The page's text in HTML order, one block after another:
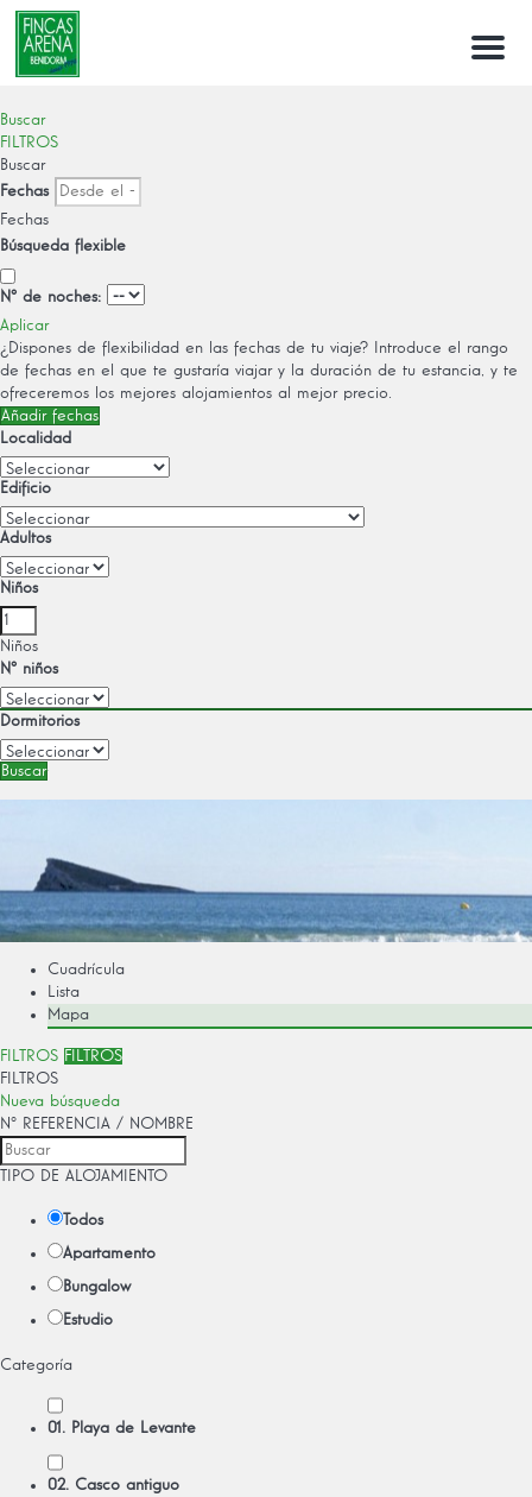
Menu
Buscar
FILTROS
Buscar
Fechas
Fechas
Búsqueda flexible
Nº de noches:
Aplicar
¿Dispones de flexibilidad en las fechas de tu viaje?
Introduce el rango
de fechas en el que te gustaría viajar y la duración de tu estancia, y te
ofreceremos los mejores alojamientos al mejor precio.
Añadir fechas
Localidad
Edificio
Adultos
Niños
Niños
Nº niños
Dormitorios
Buscar
Cuadrícula
Lista
Mapa
FILTROS FILTROS
FILTROS
Nueva búsqueda
Nº REFERENCIA / NOMBRE
TIPO DE ALOJAMIENTO
Todos
Apartamento
Bungalow
Estudio
Categoría
01. Playa de Levante
02. Casco antiguo